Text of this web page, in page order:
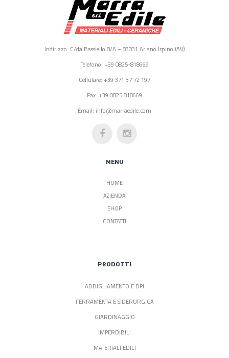
Indirizzo: C/da Bassiello 8/A – 83031 Ariano Irpino (AV)
Telefono: +39 0825-818669
Cellulare: +39 371 37 72 197
Fax: +39 0825 818669
Email: info@marraedile.com
MENU
HOME
AZIENDA
SHOP
CONTATTI
PRODOTTI
ABBIGLIAMENTO E DPI
FERRAMENTA E SIDERURGICA
GIARDINAGGIO
IMPERDIBILI
MATERIALI EDILI